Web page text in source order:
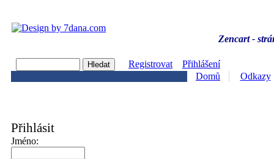
Zencart -
Registrovat
Přihlášení
Domů
Odkazy
Přihlásit
Jméno: